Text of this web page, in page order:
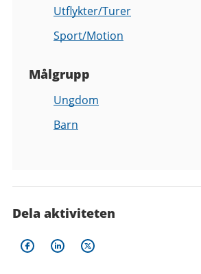
Utflykter/Turer
Sport/Motion
Målgrupp
Ungdom
Barn
Dela aktiviteten